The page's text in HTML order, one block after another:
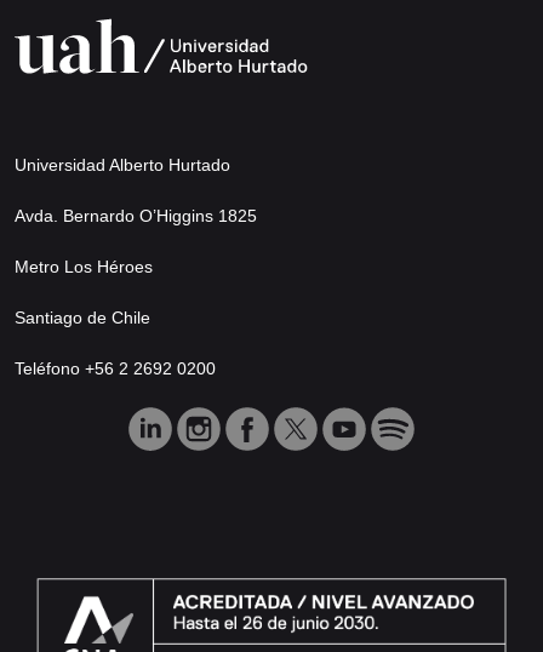
Universidad Alberto Hurtado
Avda. Bernardo O’Higgins 1825
Metro Los Héroes
Santiago de Chile
Teléfono +56 2 2692 0200